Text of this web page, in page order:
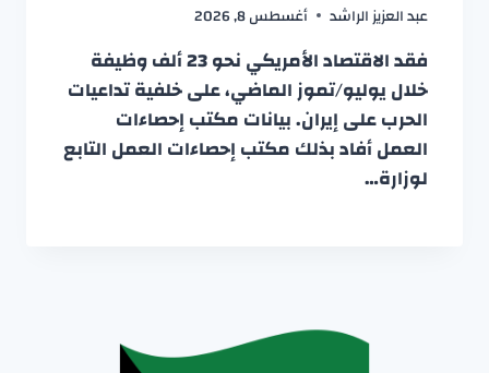
عبد العزيز الراشد أغسطس 8, 2026
فقد الاقتصاد الأمريكي نحو 23 ألف وظيفة
خلال يوليو/تموز الماضي، على خلفية تداعيات
الحرب على إيران. بيانات مكتب إحصاءات
العمل أفاد بذلك مكتب إحصاءات العمل التابع
لوزارة…